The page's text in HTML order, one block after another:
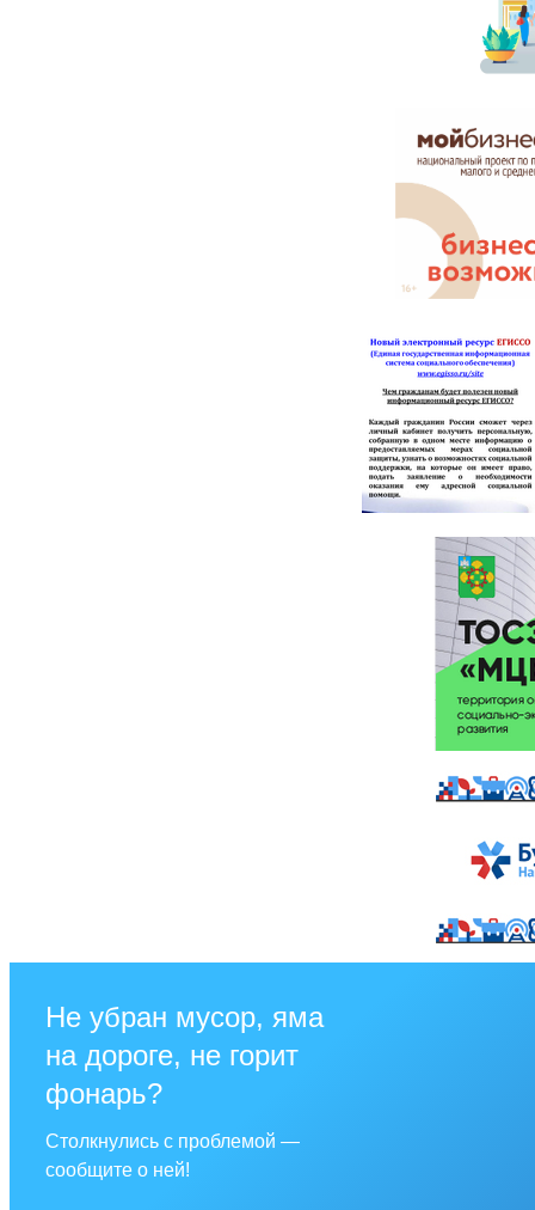
Не убран мусор, яма
на дороге, не горит
фонарь?
Столкнулись с проблемой —
сообщите о ней!